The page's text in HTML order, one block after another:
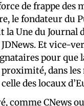
de frappe des
le fondateur du
Une du Journal
Et vice-
pour
dans les
des locaux
comme CNews